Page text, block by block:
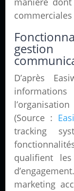
D’après
(Source :
tracking
qualifient
marketing